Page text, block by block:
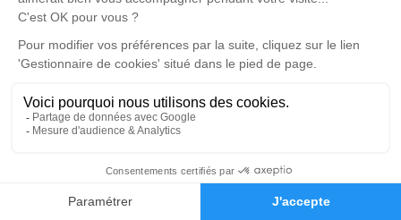
Faire-part Hommages
Un service de plantation d’arbre hommage est
disponible ici.
Je rends hommage
Cérémonie religieuse
Chapelle de la Chambre Funéraire Municipale
de Marseille